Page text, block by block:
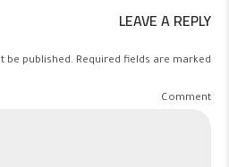
LEAVE A REPLY
published. Required fields are marked *
Comment